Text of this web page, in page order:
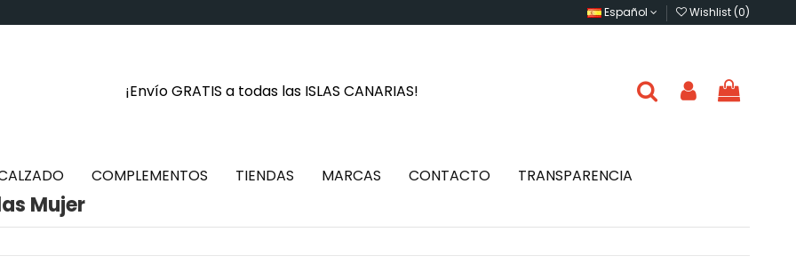
Español Wishlist (0)
¡Envío GRATIS a todas las ISLAS CANARIAS!
COMPLEMENTOS TIENDAS MARCAS CONTACTO TRANSPARENCIA
Mujer